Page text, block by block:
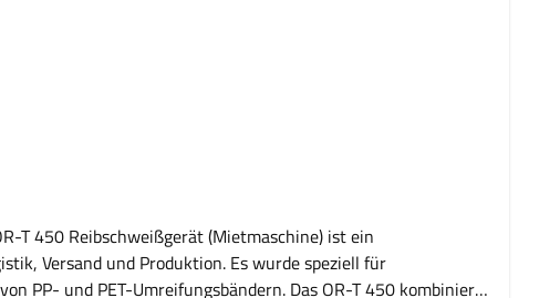
Versand und Produktion. Es wurde speziell für
PP- und PET-Umreifungsbändern. Das OR-T 450 kombiniert